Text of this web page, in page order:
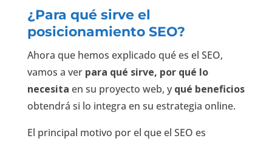
¿Para qué sirve el
posicionamiento SEO?
Ahora que hemos explicado qué es el SEO,
vamos a ver para qué sirve, por qué lo
necesita en su proyecto web, y qué beneficios
obtendrá si lo integra en su estrategia online.
El principal motivo por el que el SEO es